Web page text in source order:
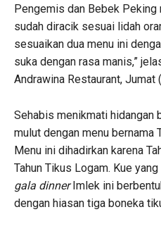
Pengemis dan Bebek Peking
sudah diracik sesuai lidah
sesuaikan dua menu ini
suka dengan rasa manis,”
Andrawina Restaurant,
Sehabis menikmati hidangan
mulut dengan menu bernama
Menu ini dihadirkan karena
Tahun Tikus Logam. Kue
gala dinnerImlek ini
dengan hiasan tiga boneka